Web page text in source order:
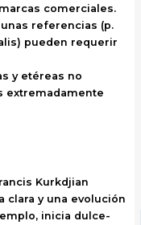
comerciales.
referencias (p.
pueden requerir
y etéreas no
extremadamente
Kurkdjian
clara y una evolución
inicia dulce-